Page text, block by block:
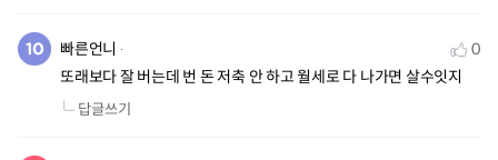
빠른언니
0
또래보다 잘 버는데 번 돈 저축 안 하고 월세로 다 나가면 살수잇지
답글쓰기